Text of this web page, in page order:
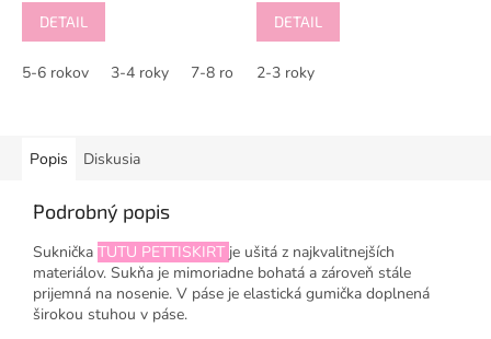
DETAIL
5-6 rokov 3-4 roky 7-8 rokov 2-3 roky
DETAIL
2-3 roky
Popis Diskusia
Podrobný popis
Suknička TUTU PETTISKIRT je ušitá z najkvalitnejších
materiálov. Sukňa je mimoriadne bohatá a zároveň stále
prijemná na nosenie. V páse je elastická gumička doplnená
širokou stuhou v páse.